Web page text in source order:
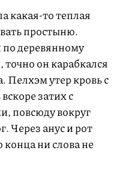
какая-то теплая
простыню.
деревянному
он карабкался
утер кровь с
затих с
повсюду вокруг
Через анус и рот
конца ни слова не